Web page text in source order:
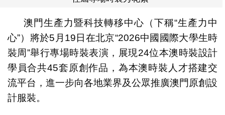
澳門生產力暨科技轉移中心（下稱“生產力中
心”）將於5月19日在北京“2026中國國際大學生時
裝周”舉行專場時裝表演，展現24位本澳時裝設計
學員合共45套原創作品，為本澳時裝人才搭建交
流平台，進一步向各地業界及公眾推廣澳門原創設
計服裝。